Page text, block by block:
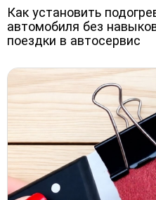
Как установить
автомобиля без
поездки в автосервис